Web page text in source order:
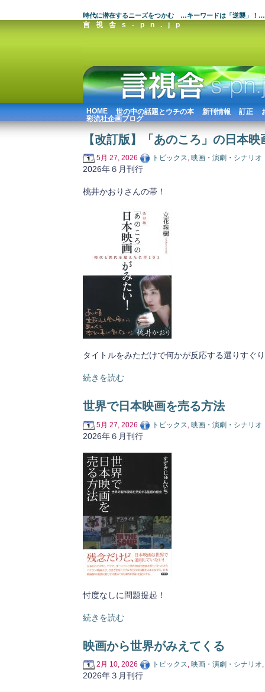
時代に潜在するニーズをつかむ …キーワードは「逆襲」！…
言視舎s-pn.jp
HOME 世の中の話題とウチの本 新刊情報 訂正
彩流社企画ブログ
【改訂版】「あのころ」の日本
5月 27, 2026 トピックス, 映画・演劇・シナリオ
2026年６月刊行
桃井かおりさんの帯！
タイトルをみただけで何かが反応する選りすぐ
続きを読む
世界で日本映画を売る方法
5月 27, 2026 トピックス 映画・演劇・シナリオ
2026年６月刊行
忖度なしに問題提起！
続きを読む
映画から世界がみえてくる
2月 10, 2026 トピックス, 映画・演劇・シナリオ,
2026年３月刊行